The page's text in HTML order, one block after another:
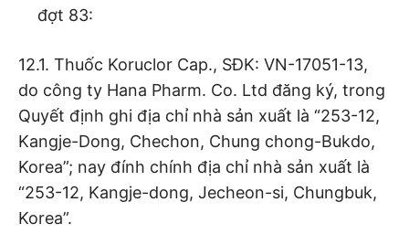
đợt 83:
12.1. Thuốc Koruclor Cap., SĐK: VN-17051-13,
do công ty Hana Pharm. Co. Ltd đăng ký, trong
Quyết định ghi địa chỉ nhà sản xuất là “253-12,
Kangje-Dong, Chechon, Chung chong-Bukdo,
Korea”; nay đính chính địa chỉ nhà sản xuất là
“253-12, Kangje-dong, Jecheon-si, Chungbuk,
Korea”.